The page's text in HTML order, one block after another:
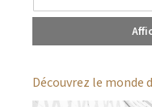
Découvrez le monde